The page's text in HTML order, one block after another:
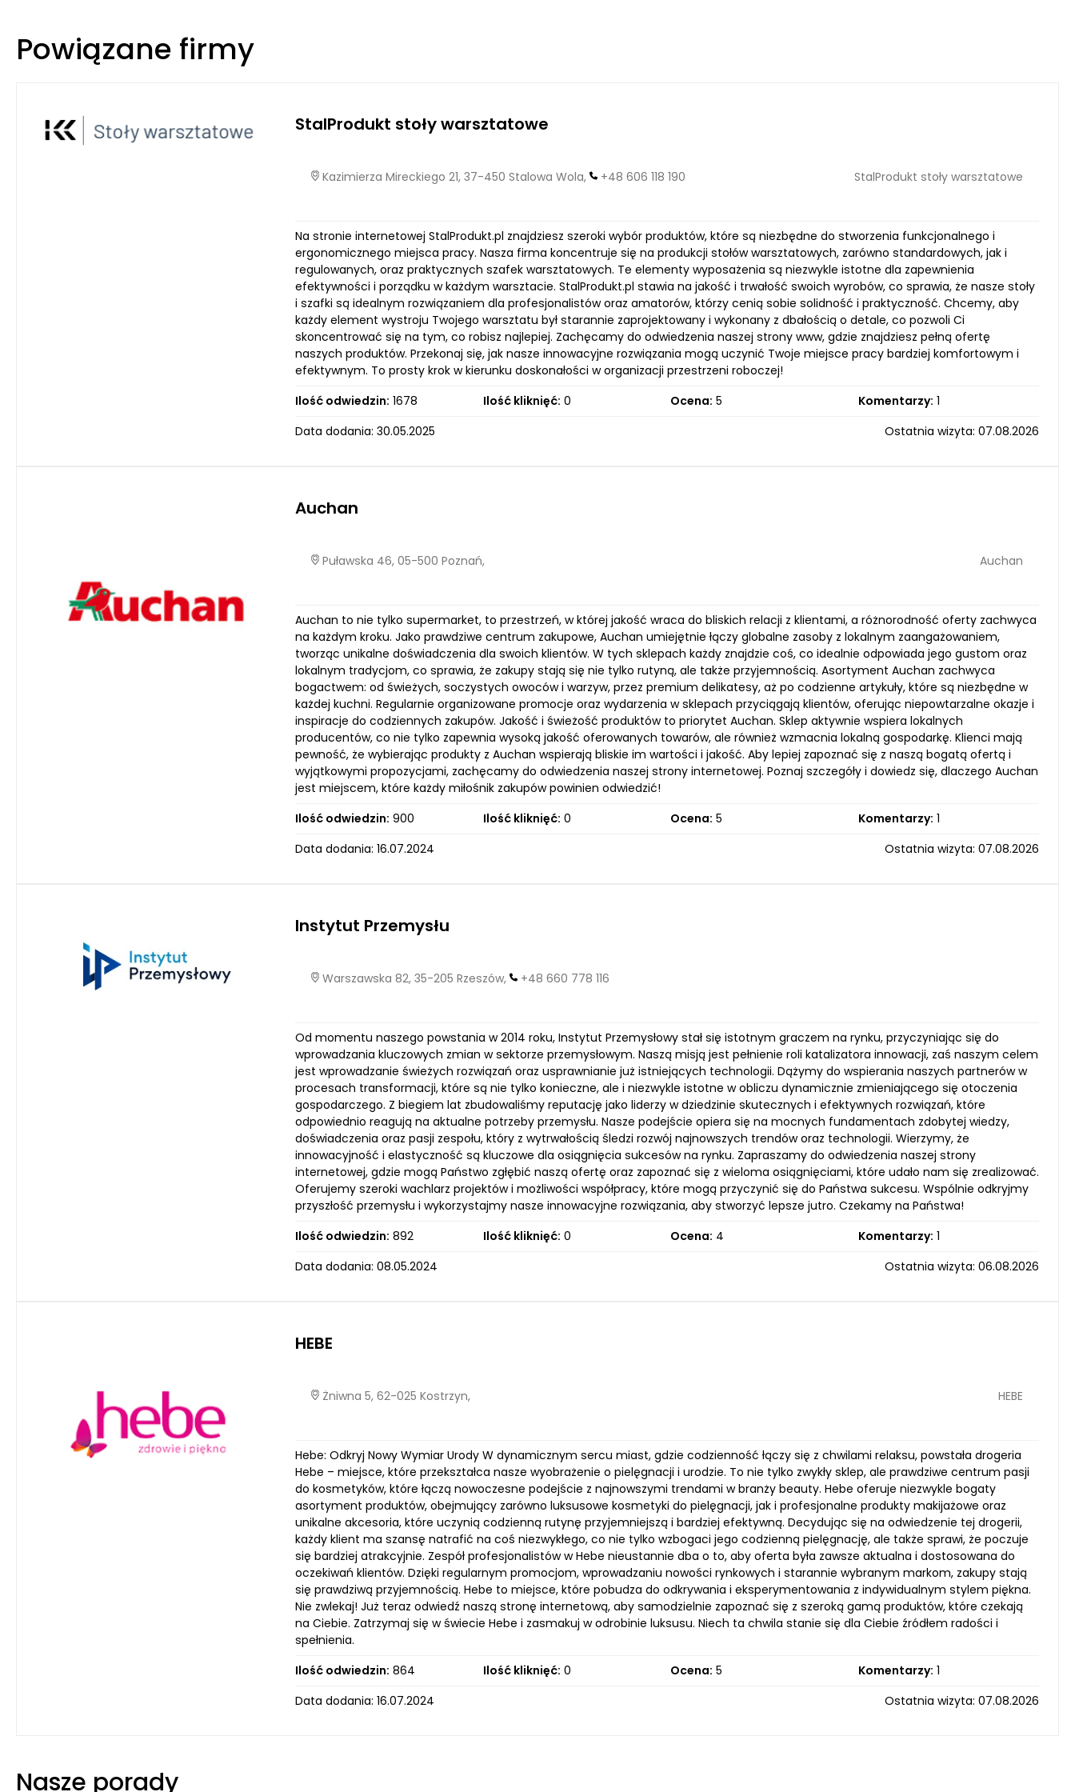
Powiązane firmy
StalProdukt stoły warsztatowe
Kazimierza Mireckiego 21, 37-450 Stalowa Wola, +48 606 118 190 StalProdukt stoły warsztatowe
Na stronie internetowej StalProdukt.pl znajdziesz szeroki wybór produktów, które są niezbędne do stworzenia funkcjonalnego i
ergonomicznego miejsca pracy. Nasza firma koncentruje się na produkcji stołów warsztatowych, zarówno standardowych, jak i
regulowanych, oraz praktycznych szafek warsztatowych. Te elementy wyposażenia są niezwykle istotne dla zapewnienia
efektywności i porządku w każdym warsztacie. StalProdukt.pl stawia na jakość i trwałość swoich wyrobów, co sprawia, że nasze stoły
i szafki są idealnym rozwiązaniem dla profesjonalistów oraz amatorów, którzy cenią sobie solidność i praktyczność. Chcemy, aby
każdy element wystroju Twojego warsztatu był starannie zaprojektowany i wykonany z dbałością o detale, co pozwoli Ci
skoncentrować się na tym, co robisz najlepiej. Zachęcamy do odwiedzenia naszej strony www, gdzie znajdziesz pełną ofertę
naszych produktów. Przekonaj się, jak nasze innowacyjne rozwiązania mogą uczynić Twoje miejsce pracy bardziej komfortowym i
efektywnym. To prosty krok w kierunku doskonałości w organizacji przestrzeni roboczej!
Ilość odwiedzin: 1678 Ilość kliknięć: 0 Ocena: 5 Komentarzy: 1
Data dodania: 30.05.2025
Ostatnia wizyta: 07.08.2026
Auchan
Puławska 46, 05-500 Poznań, Auchan
Auchan to nie tylko supermarket, to przestrzeń, w której jakość wraca do bliskich relacji z klientami, a różnorodność oferty zachwyca
na każdym kroku. Jako prawdziwe centrum zakupowe, Auchan umiejętnie łączy globalne zasoby z lokalnym zaangażowaniem,
tworząc unikalne doświadczenia dla swoich klientów. W tych sklepach każdy znajdzie coś, co idealnie odpowiada jego gustom oraz
lokalnym tradycjom, co sprawia, że zakupy stają się nie tylko rutyną, ale także przyjemnością. Asortyment Auchan zachwyca
bogactwem: od świeżych, soczystych owoców i warzyw, przez premium delikatesy, aż po codzienne artykuły, które są niezbędne w
każdej kuchni. Regularnie organizowane promocje oraz wydarzenia w sklepach przyciągają klientów, oferując niepowtarzalne okazje i
inspiracje do codziennych zakupów. Jakość i świeżość produktów to priorytet Auchan. Sklep aktywnie wspiera lokalnych
producentów, co nie tylko zapewnia wysoką jakość oferowanych towarów, ale również wzmacnia lokalną gospodarkę. Klienci mają
pewność, że wybierając produkty z Auchan wspierają bliskie im wartości i jakość. Aby lepiej zapoznać się z naszą bogatą ofertą i
wyjątkowymi propozycjami, zachęcamy do odwiedzenia naszej strony internetowej. Poznaj szczegóły i dowiedz się, dlaczego Auchan
jest miejscem, które każdy miłośnik zakupów powinien odwiedzić!
Ilość odwiedzin: 900 Ilość kliknięć: 0 Ocena: 5 Komentarzy: 1
Data dodania: 16.07.2024
Ostatnia wizyta: 07.08.2026
Instytut Przemysłu
Warszawska 82, 35-205 Rzeszów, +48 660 778 116
Od momentu naszego powstania w 2014 roku, Instytut Przemysłowy stał się istotnym graczem na rynku, przyczyniając się do
wprowadzania kluczowych zmian w sektorze przemysłowym. Naszą misją jest pełnienie roli katalizatora innowacji, zaś naszym celem
jest wprowadzanie świeżych rozwiązań oraz usprawnianie już istniejących technologii. Dążymy do wspierania naszych partnerów w
procesach transformacji, które są nie tylko konieczne, ale i niezwykle istotne w obliczu dynamicznie zmieniającego się otoczenia
gospodarczego. Z biegiem lat zbudowaliśmy reputację jako liderzy w dziedzinie skutecznych i efektywnych rozwiązań, które
odpowiednio reagują na aktualne potrzeby przemysłu. Nasze podejście opiera się na mocnych fundamentach zdobytej wiedzy,
doświadczenia oraz pasji zespołu, który z wytrwałością śledzi rozwój najnowszych trendów oraz technologii. Wierzymy, że
innowacyjność i elastyczność są kluczowe dla osiągnięcia sukcesów na rynku. Zapraszamy do odwiedzenia naszej strony
internetowej, gdzie mogą Państwo zgłębić naszą ofertę oraz zapoznać się z wieloma osiągnięciami, które udało nam się zrealizować.
Oferujemy szeroki wachlarz projektów i możliwości współpracy, które mogą przyczynić się do Państwa sukcesu. Wspólnie odkryjmy
przyszłość przemysłu i wykorzystajmy nasze innowacyjne rozwiązania, aby stworzyć lepsze jutro. Czekamy na Państwa!
Ilość odwiedzin: 892 Ilość kliknięć: 0 Ocena: 4 Komentarzy: 1
Data dodania: 08.05.2024
Ostatnia wizyta: 06.08.2026
HEBE
Żniwna 5, 62-025 Kostrzyn, HEBE
Hebe: Odkryj Nowy Wymiar Urody W dynamicznym sercu miast, gdzie codzienność łączy się z chwilami relaksu, powstała drogeria
Hebe – miejsce, które przekształca nasze wyobrażenie o pielęgnacji i urodzie. To nie tylko zwykły sklep, ale prawdziwe centrum pasji
do kosmetyków, które łączą nowoczesne podejście z najnowszymi trendami w branży beauty. Hebe oferuje niezwykle bogaty
asortyment produktów, obejmujący zarówno luksusowe kosmetyki do pielęgnacji, jak i profesjonalne produkty makijażowe oraz
unikalne akcesoria, które uczynią codzienną rutynę przyjemniejszą i bardziej efektywną. Decydując się na odwiedzenie tej drogerii,
każdy klient ma szansę natrafić na coś niezwykłego, co nie tylko wzbogaci jego codzienną pielęgnację, ale także sprawi, że poczuje
się bardziej atrakcyjnie. Zespół profesjonalistów w Hebe nieustannie dba o to, aby oferta była zawsze aktualna i dostosowana do
oczekiwań klientów. Dzięki regularnym promocjom, wprowadzaniu nowości rynkowych i starannie wybranym markom, zakupy stają
się prawdziwą przyjemnością. Hebe to miejsce, które pobudza do odkrywania i eksperymentowania z indywidualnym stylem piękna.
Nie zwlekaj! Już teraz odwiedź naszą stronę internetową, aby samodzielnie zapoznać się z szeroką gamą produktów, które czekają
na Ciebie. Zatrzymaj się w świecie Hebe i zasmakuj w odrobinie luksusu. Niech ta chwila stanie się dla Ciebie źródłem radości i
spełnienia.
Ilość odwiedzin: 864 Ilość kliknięć: 0 Ocena: 5 Komentarzy: 1
Data dodania: 16.07.2024
Ostatnia wizyta: 07.08.2026
Nasze porady